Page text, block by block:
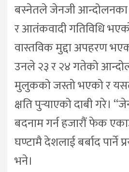
बस्नेतले जेनजी आन्दोलनका
र आतंकवादी गतिविधि
वास्तविक मुद्दा अपहरण
उनले २३ र २४ गतेको
मुलुकको जस्तो भएको र
क्षति पुर्‍याएको दाबी गरे।
बदनाम गर्न हजारौं फेक
घण्टामै देशलाई बर्बाद पार्ने
भने।